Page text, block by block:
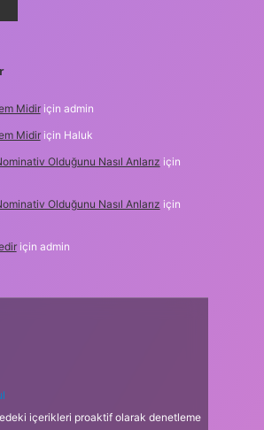
Midiriçin admin
Midiriçin Haluk
Olduğunu Nasıl Anlarız için
Olduğunu Nasıl Anlarız için
için admin
içerikleri proaktif olarak denetleme